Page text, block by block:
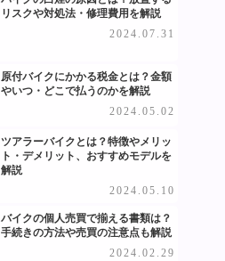
リスクや対処法・修理費用を解説
2024.07.31
原付バイクにかかる税金とは？金額
やいつ・どこで払うのかを解説
2024.05.02
ツアラーバイクとは？特徴やメリッ
ト・デメリット、おすすめモデルを
解説
2024.05.10
バイクの個人売買で揃える書類は？
手続きの方法や売買の注意点も解説
2024.02.29